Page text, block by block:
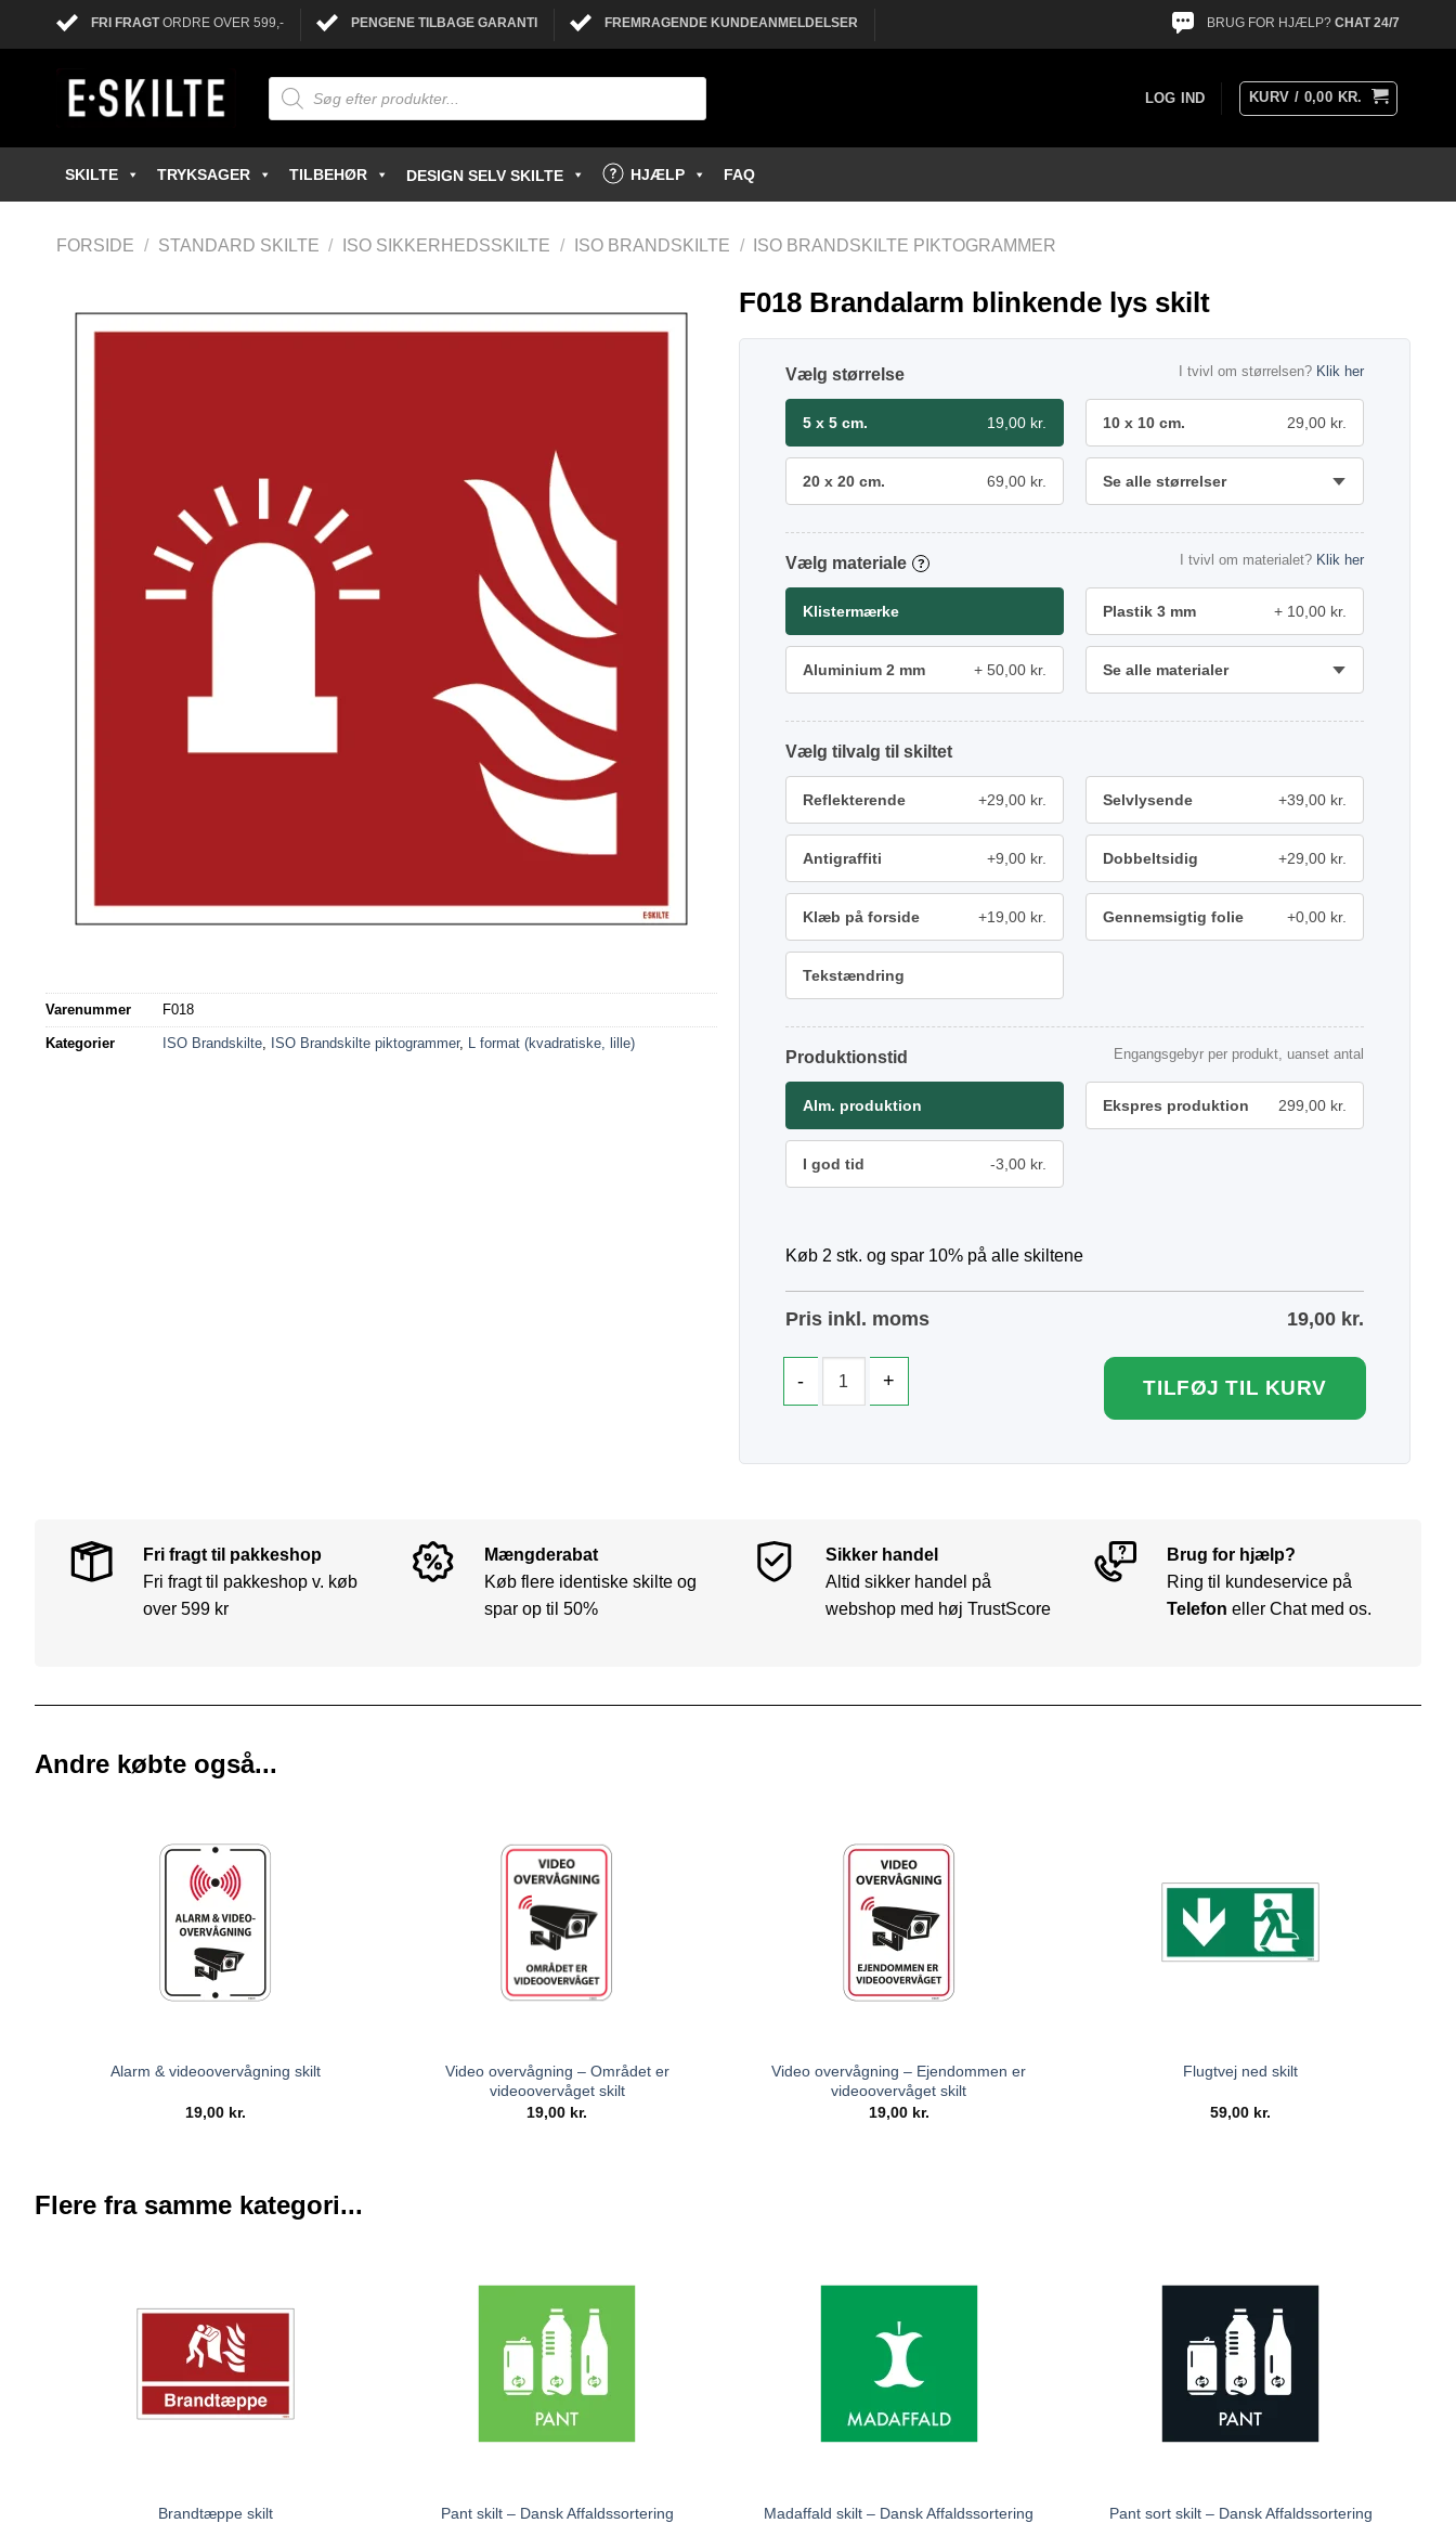
FRI FRAGTORDRE OVER 599,- PENGENE TILBAGE GARANTI FREMRAGENDE KUNDEANMELDELSER BRUG FOR HJÆLP? CHAT 24/7
LOG IND KURV / 0,00 KR.
SKILTE TRYKSAGER TILBEHØR DESIGN SELV SKILTE HJÆLP FAQ
FORSIDE / STANDARD SKILTE / ISO SIKKERHEDSSKILTE / ISO BRANDSKILTE / ISO BRANDSKILTE PIKTOGRAMMER
Varenummer F018
Kategorier ISO Brandskilte, ISO Brandskilte piktogrammer, L format (kvadratiske, lille)
F018 Brandalarm blinkende lys skilt
størrelse I tvivl om størrelsen? Klik her
5 x 5 cm. 19,00 kr. 10 x 10 cm. 29,00 kr.
20 x 20 cm. 69,00 kr. Se alle størrelser
materiale ? I tvivl om materialet? Klik her
Klistermærke Plastik 3 mm 10,00 kr.
Aluminium 2 mm 50,00 kr. Se alle materialer
tilvalg
Reflekterende +29,00 kr. Selvlysende +39,00 kr.
Antigraffiti +9,00 kr. Dobbeltsidig +29,00 kr.
Klæb på forside +19,00 kr. Gennemsigtig folie +0,00 kr.
Tekstændring
Produktionstid Engangsgebyr per produkt, uanset antal
Alm. produktion Ekspres produktion 299,00 kr.
I god tid -3,00 kr.
Køb 2 stk. og spar 10% på alle skiltene
Pris inkl. moms 19,00 kr.
TILFØJ TIL KURV
Fri fragt til pakkeshop
Fri fragt til pakkeshop v. køb
over 599 kr
Mængderabat
Køb flere identiske skilte og
spar op til 50%
Sikker handel
Altid sikker handel på
webshop med høj TrustScore
Brug for hjælp?
Ring til kundeservice på
Telefon eller Chat med os.
Andre købte også...
Alarm & videoovervågning skilt
19,00 kr.
Video overvågning – Området er
videoovervåget skilt
19,00 kr.
Video overvågning – Ejendommen er
videoovervåget skilt
19,00 kr.
Flugtvej ned skilt
59,00 kr.
Flere fra samme kategori...
Brandtæppe skilt
Pant skilt – Dansk Affaldssortering
Madaffald skilt – Dansk Affaldssortering
Pant sort skilt – Dansk Affaldssortering